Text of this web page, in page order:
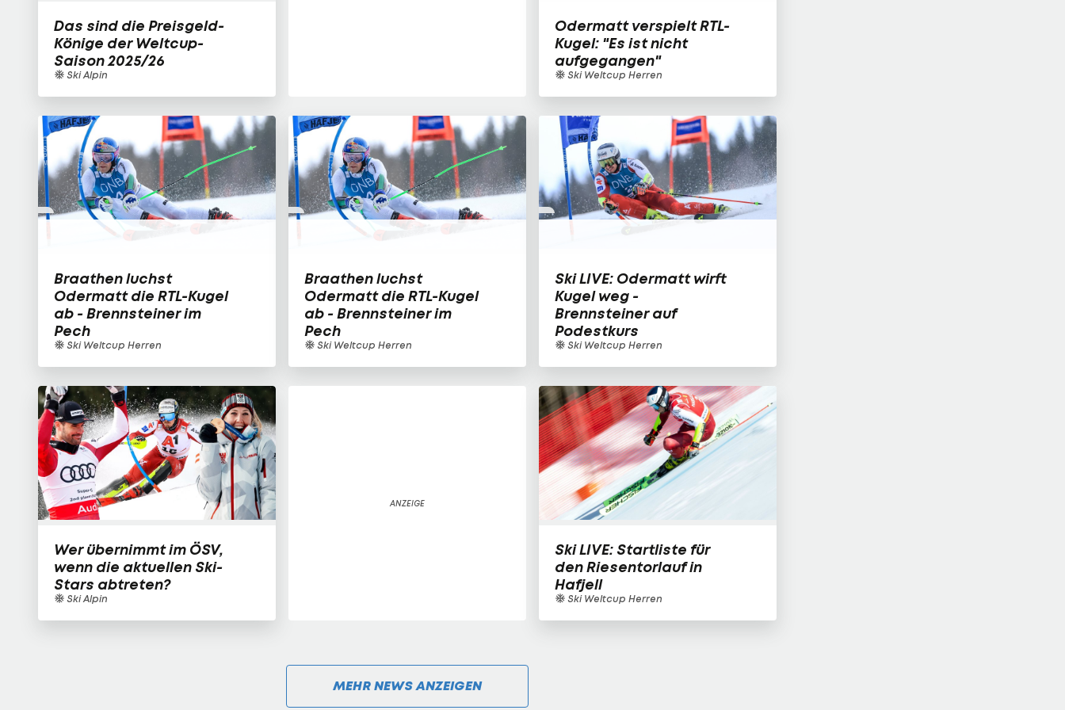
Das sind die Preisgeld-
Könige der Weltcup-
Saison 2025/26
Ski Alpin
Odermatt verspielt RTL-
Kugel: "Es ist nicht
aufgegangen"
Ski Weltcup Herren
Braathen luchst
Odermatt die RTL-Kugel
ab - Brennsteiner im
Pech
Ski Weltcup Herren
Braathen luchst
Odermatt die RTL-Kugel
ab - Brennsteiner im
Pech
Ski Weltcup Herren
Ski LIVE: Odermatt wirft
Kugel weg -
Brennsteiner auf
Podestkurs
Ski Weltcup Herren
Wer übernimmt im ÖSV,
wenn die aktuellen Ski-
Stars abtreten?
Ski Alpin
Ski LIVE: Startliste für
den Riesentorlauf in
Hafjell
Ski Weltcup Herren
MEHR NEWS ANZEIGEN